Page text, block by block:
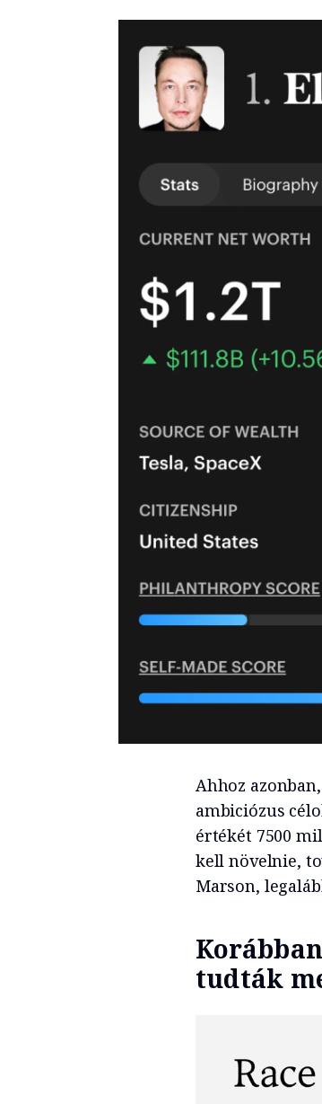
Ahhoz
ambiciózus
értékét 7500
kell növelnie,
Marson,
tudták